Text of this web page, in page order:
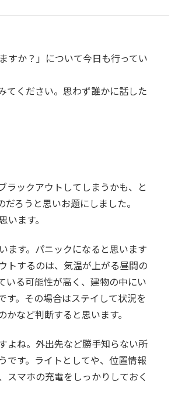
か？」について今日も行ってい
てください。思わず誰かに話した
ラックアウトしてしまうかも、と
ろうと思いお題にしました。
ます。
ます。パニックになると思います
トするのは、気温が上がる昼間の
いる可能性が高く、建物の中にい
す。その場合はステイして状況を
など判断すると思います。
よね。外出先など勝手知らない所
です。ライトとしてや、位置情報
スマホの充電をしっかりしておく